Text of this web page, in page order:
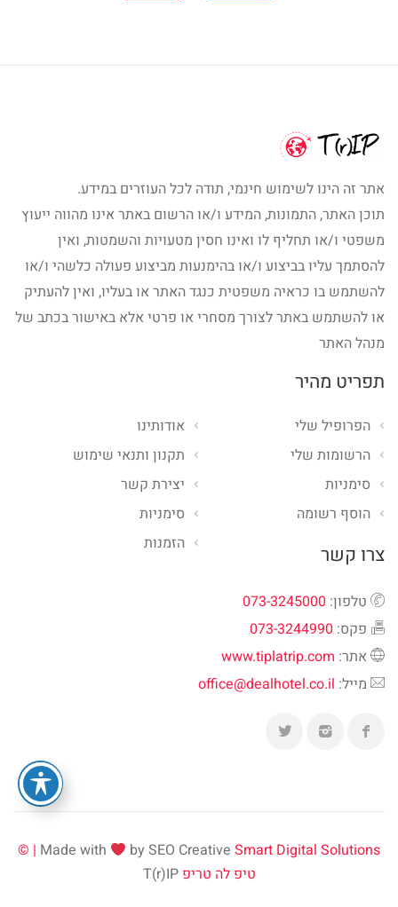
אתר זה הינו לשימוש חינמי, תודה לכל העוזרים במידע.
תוכן האתר, התמונות, המידע ו/או הרשום באתר אינו מהווה ייעוץ
משפטי ו/או תחליף לו ואינו חסין מטעויות והשמטות, ואין
להסתמך עליו בביצוע ו/או בהימנעות מביצוע פעולה כלשהי ו/או
להשתמש בו כראיה משפטית כנגד האתר או בעליו, ואין להעתיק
או להשתמש באתר לצורך מסחרי או פרטי אלא באישור בכתב של
מנהל האתר
תפריט מהיר
אודותינו
תקנון ותנאי שימוש
יצירת קשר
סימניות
הזמנות
הפרופיל שלי
הרשומות שלי
סימניות
הוסף רשומה
צרו קשר
טלפון: 073-3245000
פקס: 073-3244990
אתר: www.tiplatrip.com
מייל: office@dealhotel.co.il
Made with by SEO CreativeSmart Digital Solutions | ©
טיפ לה טריפ T(r)IP